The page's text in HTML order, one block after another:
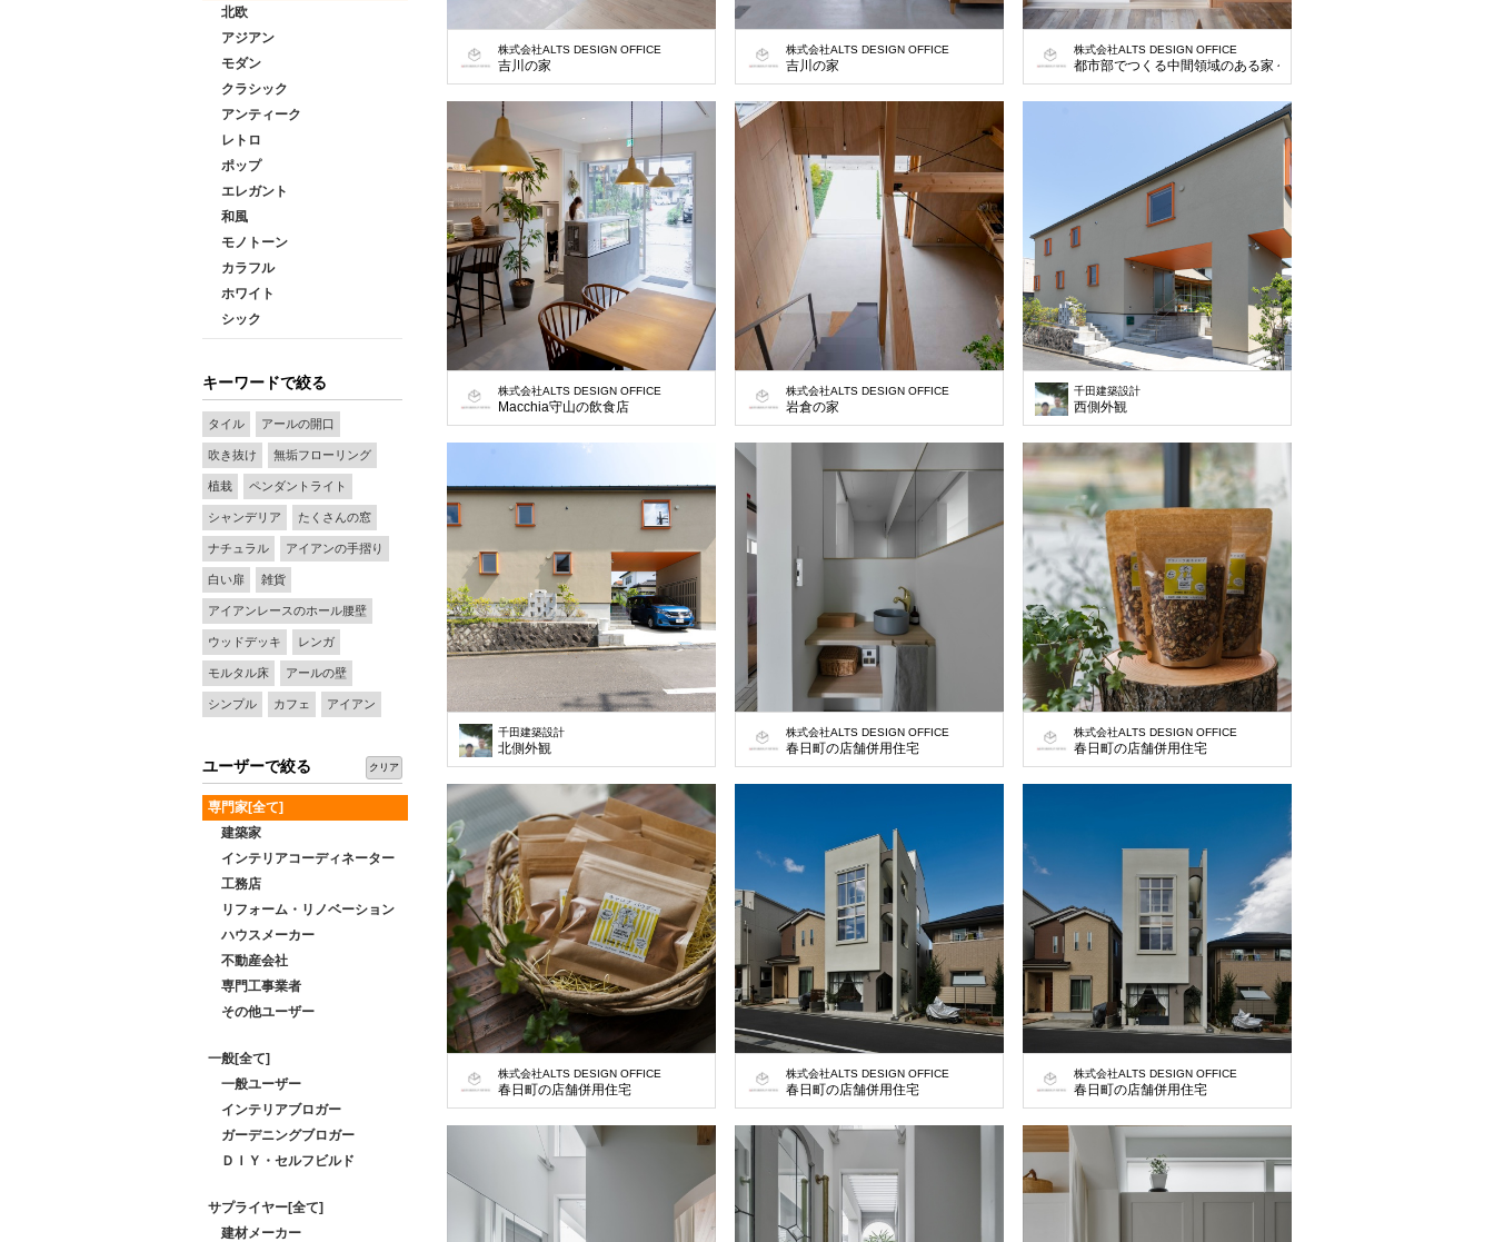
北欧
アジアン
モダン
クラシック
アンティーク
レトロ
ポップ
エレガント
和風
モノトーン
カラフル
ホワイト
シック
キーワードで絞る
タイル アールの開口
吹き抜け 無垢フローリング
植栽 ペンダントライト
シャンデリア たくさんの窓
ナチュラル アイアンの手摺り
白い扉 雑貨
アイアンレースのホール腰壁
ウッドデッキ レンガ
モルタル床 アールの壁
シンプル カフェ アイアン
ユーザーで絞る クリア
専門家[全て]
建築家
インテリアコーディネーター
工務店
リフォーム・リノベーション
ハウスメーカー
不動産会社
専門工事業者
その他ユーザー
一般[全て]
一般ユーザー
インテリアブロガー
ガーデニングブロガー
ＤＩＹ・セルフビルド
サプライヤー[全て]
建材メーカー
株式会社ALTS DESIGN OFFICE
吉川の家
株式会社ALTS DESIGN OFFICE
吉川の家
株式会社ALTS DESIGN OFFICE
都市部でつくる中間領域のある家 今回の計画は、兵庫県西宮市の閑
株式会社ALTS DESIGN OFFICE
Macchia守山の飲食店
株式会社ALTS DESIGN OFFICE
岩倉の家
千田建築設計
西側外観
千田建築設計
北側外観
株式会社ALTS DESIGN OFFICE
春日町の店舗併用住宅
株式会社ALTS DESIGN OFFICE
春日町の店舗併用住宅
株式会社ALTS DESIGN OFFICE
春日町の店舗併用住宅
株式会社ALTS DESIGN OFFICE
春日町の店舗併用住宅
株式会社ALTS DESIGN OFFICE
春日町の店舗併用住宅